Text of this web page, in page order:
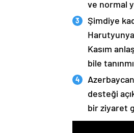
ve normal
Şimdiye
Kasım
bile
desteği
bir ziyaret